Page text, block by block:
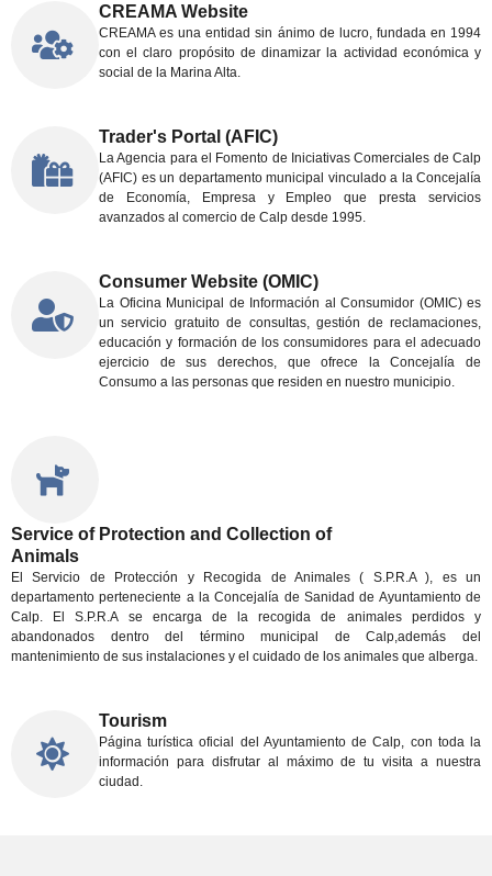
CREAMA Website
CREAMA es una entidad sin ánimo de lucro, fundada en 1994
con el claro propósito de dinamizar la actividad económica y
social de la Marina Alta.
Trader's Portal (AFIC)
La Agencia para el Fomento de Iniciativas Comerciales de Calp
(AFIC) es un departamento municipal vinculado a la Concejalía
de Economía, Empresa y Empleo que presta servicios
avanzados al comercio de Calp desde 1995.
Consumer Website (OMIC)
La Oficina Municipal de Información al Consumidor (OMIC) es
un servicio gratuito de consultas, gestión de reclamaciones,
educación y formación de los consumidores para el adecuado
ejercicio de sus derechos, que ofrece la Concejalía de
Consumo a las personas que residen en nuestro municipio.
Service of Protection and Collection of
Animals
El Servicio de Protección y Recogida de Animales ( S.P.R.A ), es un
departamento perteneciente a la Concejalía de Sanidad de Ayuntamiento de
Calp. El S.P.R.A se encarga de la recogida de animales perdidos y
abandonados dentro del término municipal de Calp,además del
mantenimiento de sus instalaciones y el cuidado de los animales que alberga.
Tourism
Página turística oficial del Ayuntamiento de Calp, con toda la
información para disfrutar al máximo de tu visita a nuestra
ciudad.